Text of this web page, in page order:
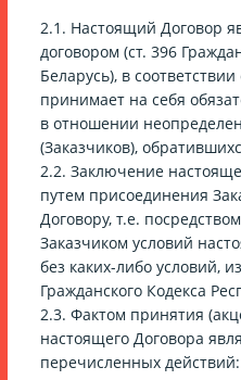
2.1. Настоящий Договор
договором (ст. 396
Беларусь), в
принимает на себя
в отношении
(Заказчиков),
2.2. Заключение
путем присоединения
Договору, т.е.
Заказчиком условий
без каких-либо условий,
Гражданского Кодекса
2.3. Фактом принятия
настоящего Договора
перечисленных